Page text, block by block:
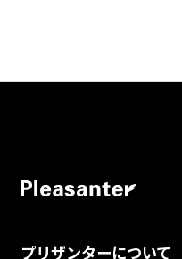
プリザンターについて